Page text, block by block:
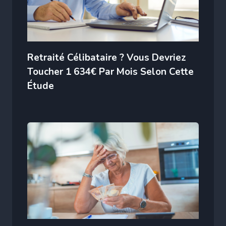
Retraité Célibataire ? Vous Devriez
Toucher 1 634€ Par Mois Selon Cette
Étude